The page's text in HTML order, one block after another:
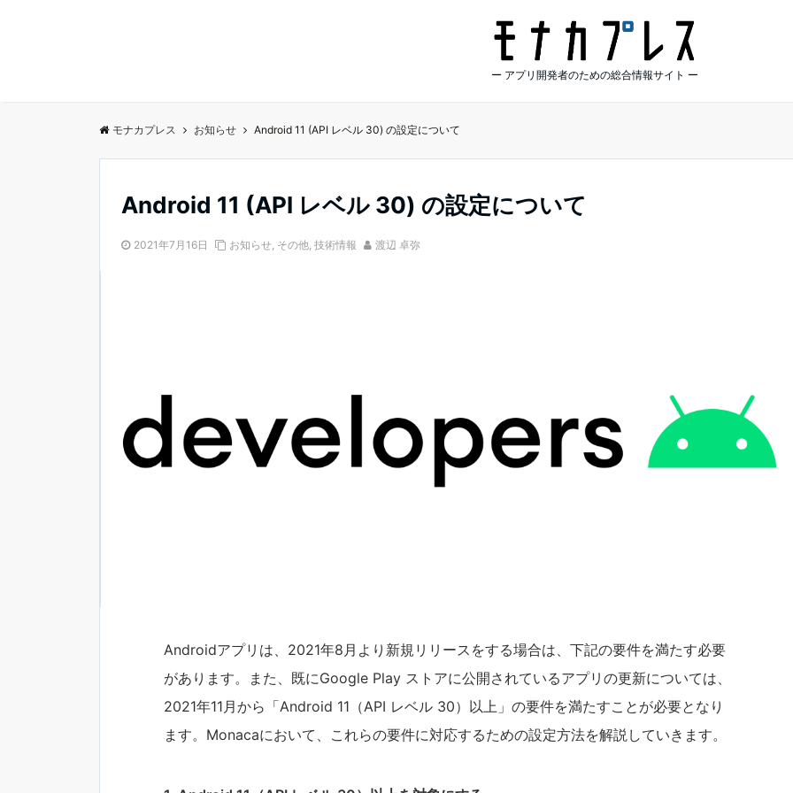
ー アプリ開発者のための総合情報サイト ー
モナカプレス お知らせ Android 11 (API レベル 30) の設定について
Android 11 (API レベル 30) の設定について
2021年7月16日 お知らせ, その他, 技術情報 渡辺 卓弥
Androidアプリは、2021年8月より新規リリースをする場合は、下記の要件を満たす必要
があります。また、既にGoogle Play ストアに公開されているアプリの更新については、
2021年11月から「Android 11（API レベル 30）以上」の要件を満たすことが必要となり
ます。Monacaにおいて、これらの要件に対応するための設定方法を解説していきます。